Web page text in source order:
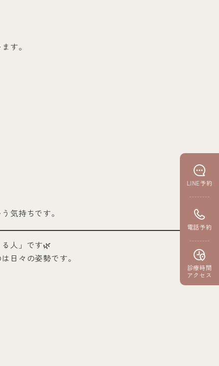
LINE予約
電話予約
診療時間
アクセス
す。
気持ちです。
人」です🌿
日々の姿勢です。